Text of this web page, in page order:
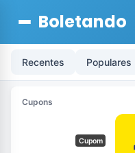
Boletando
Recentes Populares
Cupons
Cupom